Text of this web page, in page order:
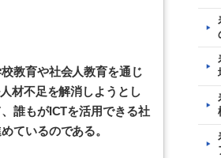
教育や社会人教育を通じ
材不足を解消しようとし
誰もがICTを活用できる社
ているのである。